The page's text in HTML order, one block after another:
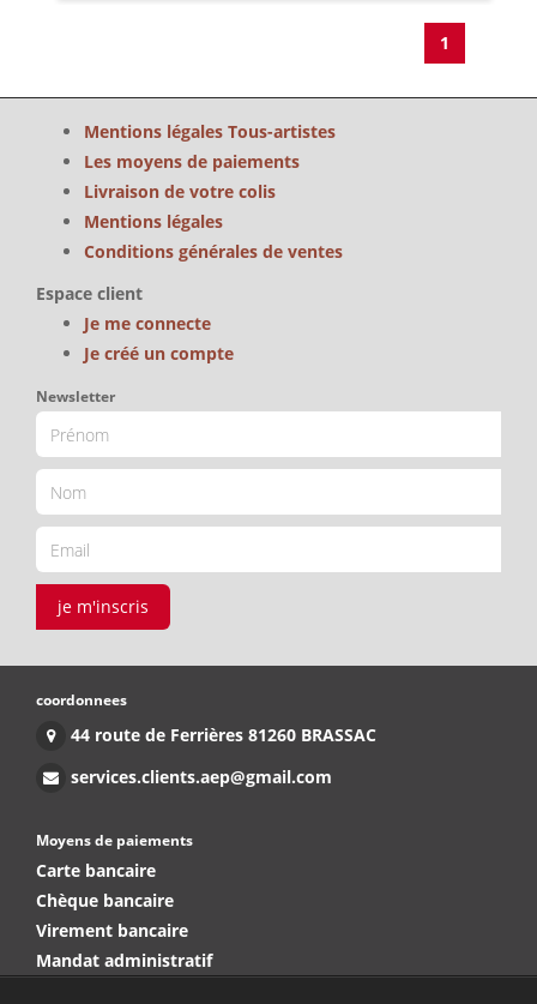
1
Mentions légales Tous-artistes
Les moyens de paiements
Livraison de votre colis
Mentions légales
Conditions générales de ventes
Espace client
Je me connecte
Je créé un compte
Newsletter
je m'inscris
coordonnees
44 route de Ferrières 81260 BRASSAC
services.clients.aep@gmail.com
Moyens de paiements
Carte bancaire
Chèque bancaire
Virement bancaire
Mandat administratif